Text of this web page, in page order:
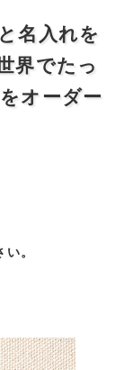
名入れを
界でたっ
オーダー
。